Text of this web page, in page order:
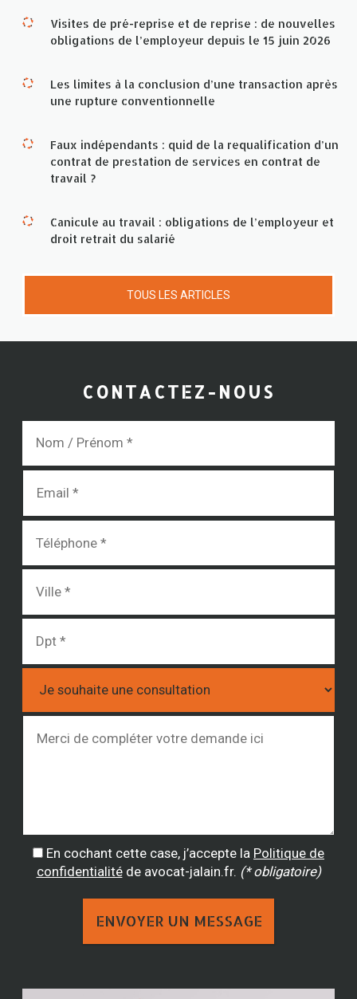
Visites de pré-reprise et de reprise : de nouvelles
obligations de l’employeur depuis le 15 juin 2026
Les limites à la conclusion d’une transaction après
une rupture conventionnelle
Faux indépendants : quid de la requalification d’un
contrat de prestation de services en contrat de
travail ?
Canicule au travail : obligations de l’employeur et
droit retrait du salarié
TOUS LES ARTICLES
CONTACTEZ-NOUS
En cochant cette case, j’accepte la Politique de
confidentialitéde avocat-jalain.fr. (* obligatoire)